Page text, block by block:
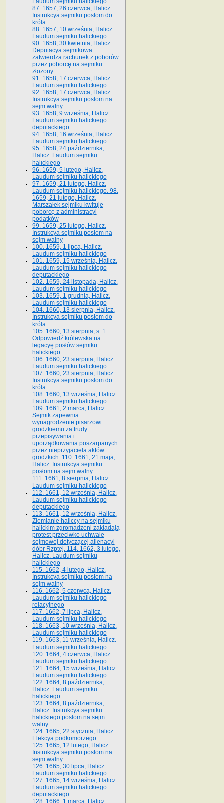
87. 1657, 26 czerwca, Halicz.
Instrukcya sejmiku posłom do
króla
88. 1657, 10 września, Halicz.
Laudum sejmiku halickiego
90. 1658, 30 kwietnia, Halicz.
Deputacya sejmikowa
zatwierdza rachunek z poborów
przez poborcę na sejmiku
złożony
91. 1658, 17 czerwca, Halicz.
Laudum sejmiku halickiego
92. 1658, 17 czerwca, Halicz.
Instrukcya sejmiku posłom na
sejm walny
93. 1658, 9 września, Halicz.
Laudum sejmiku halickiego
deputackiego
94. 1658, 16 września, Halicz.
Laudum sejmiku halickiego
95. 1658, 24 października,
Halicz. Laudum sejmiku
halickiego
96. 1659, 5 lutego, Halicz.
Laudum sejmiku halickiego
97. 1659, 21 lutego, Halicz.
Laudum sejmiku halickiego. 98.
1659, 21 lutego, Halicz.
Marszałek sejmiku kwituje
poborcę z administracyi
podatków
99. 1659, 25 lutego, Halicz.
Instrukcya sejmiku posłom na
sejm walny
100. 1659, 1 lipca, Halicz.
Laudum sejmiku halickiego
101. 1659, 15 września, Halicz.
Laudum sejmiku halickiego
deputackiego
102. 1659, 24 listopada, Halicz.
Laudum sejmiku halickiego
103. 1659, 1 grudnia, Halicz.
Laudum sejmiku halickiego
104. 1660, 13 sierpnia, Halicz.
Instrukcya sejmiku posłom do
króla
105. 1660, 13 sierpnia, s. 1.
Odpowiedź królewska na
legacyę posłów sejmiku
halickiego
106. 1660, 23 sierpnia, Halicz.
Laudum sejmiku halickiego
107. 1660, 23 sierpnia, Halicz.
Instrukcya sejmiku posłom do
króla
108. 1660, 13 września, Halicz.
Laudum sejmiku halickiego
109. 1661, 2 marca, Halicz.
Sejmik zapewnia
wynagrodzenie pisarzowi
grodzkiemu za trudy
przepisywania i
uporządkowania poszarpanych
przez nieprzyjaciela aktów
grodzkich. 110. 1661, 21 maja,
Halicz. Instrukcya sejmiku
posłom na sejm walny
111. 1661, 8 sierpnia, Halicz.
Laudum sejmiku halickiego
112. 1661, 12 września, Halicz.
Laudum sejmiku halickiego
deputackiego
113. 1661, 12 września, Halicz.
Ziemianie haliccy na sejmiku
halickim zgromadzeni zakładają
protest przeciwko uchwale
sejmowej dotyczącej alienacyi
dóbr Rzptej. 114. 1662, 3 lutego,
Halicz. Laudum sejmiku
halickiego
115. 1662, 4 lutego, Halicz.
Instrukcya sejmiku posłom na
sejm walny
116. 1662, 5 czerwca, Halicz.
Laudum sejmiku halickiego
relacyjnego
117. 1662, 7 lipca, Halicz.
Laudum sejmiku halickiego
118. 1663, 10 września, Halicz.
Laudum sejmiku halickiego
119. 1663, 11 września, Halicz.
Laudum sejmiku halickiego
120. 1664, 4 czerwca, Halicz.
Laudum sejmiku halickiego
121. 1664, 15 września, Halicz.
Laudum sejmiku halickiego.
122. 1664, 8 października,
Halicz. Laudum sejmiku
halickiego
123. 1664, 8 października,
Halicz. Instrukcya sejmiku
halickiego posłom na sejm
walny
124. 1665, 22 stycznia, Halicz.
Elekcya podkomorzego
125. 1665, 12 lutego, Halicz.
Instrukcya sejmiku posłom na
sejm walny
126. 1665, 30 lipca, Halicz.
Laudum sejmiku halickiego
127. 1665, 14 września, Halicz.
Laudum sejmiku halickiego
deputackiego
128. 1666, 1 marca, Halicz.